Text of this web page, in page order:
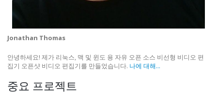
Jonathan Thomas
안녕하세요! 제가 리눅스, 맥 및 윈도 용 자유 오픈 소스 비선형 비디오 편
집기 오픈샷 비디오 편집기를 만들었습니다. 나에 대해...
중요 프로젝트